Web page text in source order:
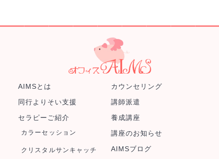
AIMSとは カウンセリング
同行よりそい支援 講師派遣
セラピーご紹介
カラーセッション
クリスタルサンキャッチ
養成講座
講座のお知らせ
AIMSブログ